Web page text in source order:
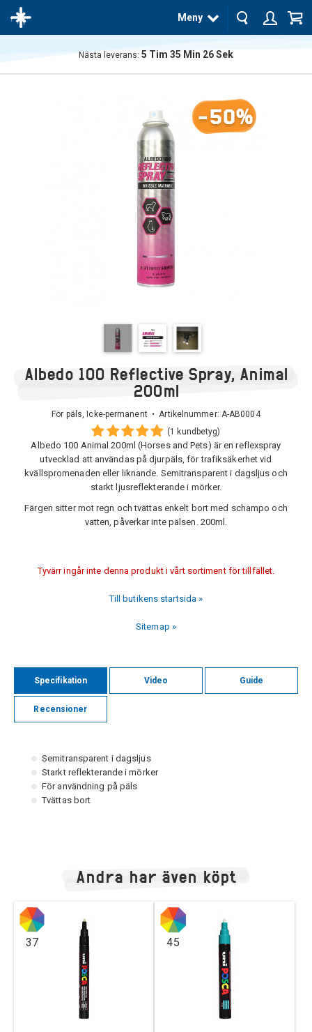
Meny
Nästa leverans: 5 Tim 35 Min 26Sek
-50%
Albedo 100 Reflective Spray, Animal
200ml
För päls, Icke-permanent • Artikelnummer: A-AB0004
(1 kundbetyg)
Albedo 100 Animal 200ml (Horses and Pets) är en reflexspray
utvecklad att användas på djurpäls, för trafiksäkerhet vid
kvällspromenaden eller liknande. Semitransparent i dagsljus och
starkt ljusreflekterande i mörker.
Färgen sitter mot regn och tvättas enkelt bort med schampo och
vatten, påverkar inte pälsen. 200ml.
Tyvärr ingår inte denna produkt i vårt sortiment för tillfället.
Till butikens startsida »
Sitemap »
Specifikation Video Guide
Recensioner
Semitransparent i dagsljus
Starkt reflekterande i mörker
För användning på päls
Tvättas bort
Andra har även köpt
37 45